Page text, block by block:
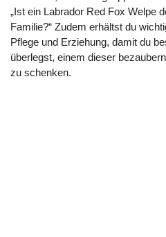
„Ist ein Labrador Red Fox Welpe
Familie?“ Zudem erhältst du
Pflege und Erziehung, damit du
überlegst, einem dieser
zu schenken.